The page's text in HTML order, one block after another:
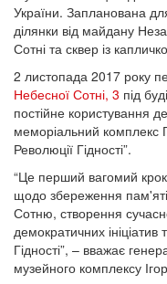
України. Запланована
ділянки від майдану
Сотні та сквер із
2 листопада 2017 року
Небесної Сотні, 3 під
постійне користування
меморіальний комплекс
Революції Гідності”.
“Це перший вагомий крок
щодо збереження
Сотню, створення
демократичних
Гідності”, – вважає
музейного комплексу